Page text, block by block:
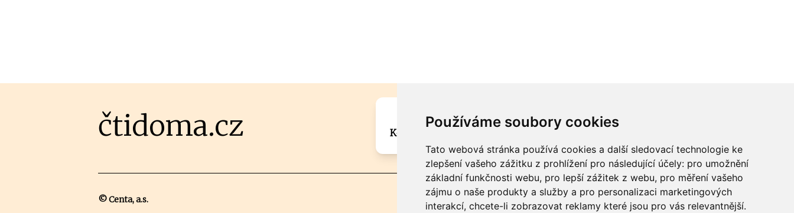
Používáme soubory cookies
Tato webová stránka používá cookies a další sledovací technologie ke
zlepšení vašeho zážitku z prohlížení pro následující účely: pro umožnění
základní funkčnosti webu, pro lepší zážitek z webu, pro měření vašeho
zájmu o naše produkty a služby a pro personalizaci marketingových
interakcí, chcete-li zobrazovat reklamy které jsou pro vás relevantnější.
čtidoma.cz
Máte zajímavou informaci? Chcete spolupracovat?
Kontaktujte šéfredaktora Martina Chalupu:
© Centa, a.s.